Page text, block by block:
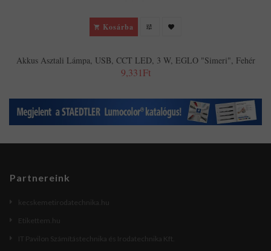
Kosárba
Akkus Asztali Lámpa, USB, CCT LED, 3 W, EGLO "Simeri", Fehér
9,331Ft
Partnereink
kecskemetirodatechnika.hu
Etikettem.hu
IT Pavilon Számítástechnika és Irodatechnika Kft.